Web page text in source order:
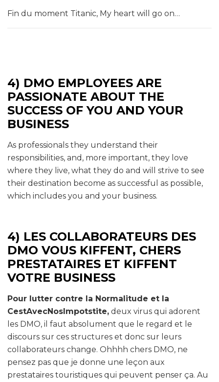
Fin du moment Titanic, My heart will go on…
4) DMO EMPLOYEES ARE
PASSIONATE ABOUT THE
SUCCESS OF YOU AND YOUR
BUSINESS
As professionals they understand their
responsibilities, and, more important, they love
where they live, what they do and will strive to see
their destination become as successful as possible,
which includes you and your business.
4) LES COLLABORATEURS DES
DMO VOUS KIFFENT, CHERS
PRESTATAIRES ET KIFFENT
VOTRE BUSINESS
Pour lutter contre la Normalitude et la
CestAvecNosImpotstite, deux virus qui adorent
les DMO, il faut absolument que le regard et le
discours sur ces structures et donc sur leurs
collaborateurs change. Ohhhh chers DMO, ne
pensez pas que je donne une leçon aux
prestataires touristiques qui peuvent penser ça. Au